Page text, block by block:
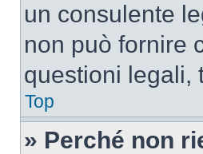
un consulente
non può fornire
questioni legali,
Top
» Perché non